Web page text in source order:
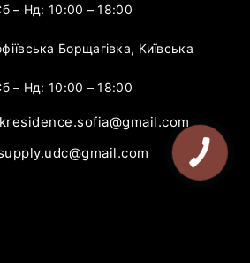
– Нд: 10:00 – 18:00
Борщагівка, Київська
– Нд: 10:00 – 18:00